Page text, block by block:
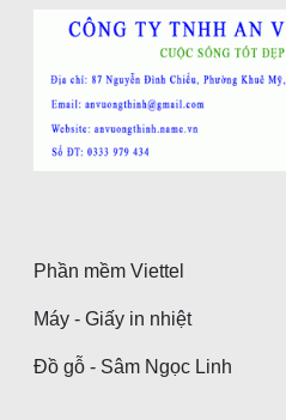
Phần mềm Viettel
Máy - Giấy in nhiệt
Đồ gỗ - Sâm Ngọc Linh